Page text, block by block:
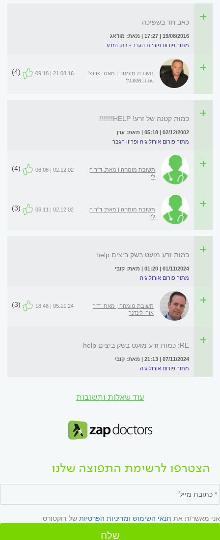
כאב חד בשפיכה
19/08/2016 | 17:27 | מאת: מודאג
מתוך פורום פוריות הגבר - בנק הזרע
תשובת מומחה | מאת: פרופ'
יעקב אשכנזי
21.08.16 | 09:18
(4)
כמות קטנה של זרע! HELP!!!!!!!
02/12/2002 | 05:18 | מאת: ערן
מתוך פורום אורולוגיה ופריון הגבר
תשובת מומחה | מאת: ד"ר רן
לין
02.12.02 | 06:08
(4)
תשובת מומחה | מאת: ד"ר רן
לין
02.12.02 | 06:11
(3)
כמות זרע מועט בשק ביצים help
01/11/2024 | 01:20 | מאת: קובי
מתוך פורום אורולוגיה
תשובת מומחה | מאת: ד"ר
אורי לינדנר
05.11.24 | 18:48
(3)
RE: כמות זרע מועט בשק ביצים help
07/11/2024 | 21:13 | מאת: קובי
מתוך פורום אורולוגיה
עוד שאלות ותשובות
הצטרפו לרשימת התפוצה שלנו
אני מאשר/ת את תנאי השימוש ומדיניות הפרטיות של דוקטורס
שלח